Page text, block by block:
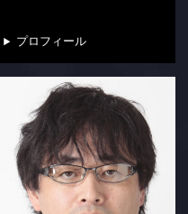
プロフィール